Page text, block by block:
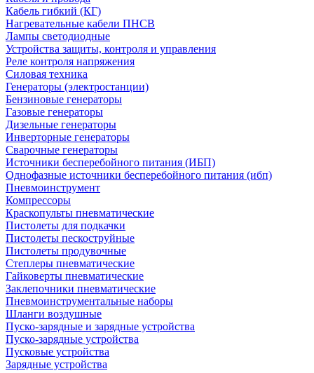
Кабель гибкий (КГ)
Нагревательные кабели ПНСВ
Лампы светодиодные
Устройства защиты, контроля и управления
Реле контроля напряжения
Силовая техника
Генераторы (электростанции)
Бензиновые генераторы
Газовые генераторы
Дизельные генераторы
Инверторные генераторы
Сварочные генераторы
Источники бесперебойного питания (ИБП)
Однофазные источники бесперебойного питания (ибп)
Пневмоинструмент
Компрессоры
Краскопульты пневматические
Пистолеты для подкачки
Пистолеты пескоструйные
Пистолеты продувочные
Степлеры пневматические
Гайковерты пневматические
Заклепочники пневматические
Пневмоинструментальные наборы
Шланги воздушные
Пуско-зарядные и зарядные устройства
Пуско-зарядные устройства
Пусковые устройства
Зарядные устройства